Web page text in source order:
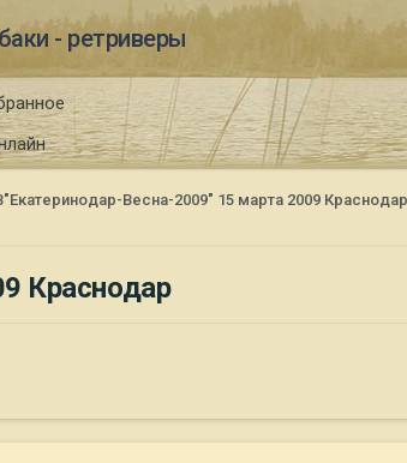
- ретриверы
Весна-2009" 15 марта 2009 Краснодар
Краснодар